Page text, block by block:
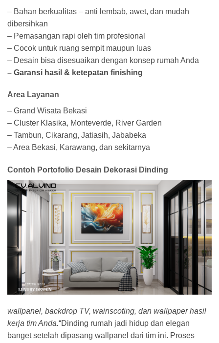
– Bahan berkualitas – anti lembab, awet, dan mudah
dibersihkan
– Pemasangan rapi oleh tim profesional
– Cocok untuk ruang sempit maupun luas
– Desain bisa disesuaikan dengan konsep rumah Anda
– Garansi hasil & ketepatan finishing
Area Layanan
– Grand Wisata Bekasi
– Cluster Klasika, Monteverde, River Garden
– Tambun, Cikarang, Jatiasih, Jababeka
– Area Bekasi, Karawang, dan sekitarnya
Contoh Portofolio Desain Dekorasi Dinding
wallpanel, backdrop TV, wainscoting, dan wallpaper hasil
kerja tim Anda.“Dinding rumah jadi hidup dan elegan
banget setelah dipasang wallpanel dari tim ini. Proses